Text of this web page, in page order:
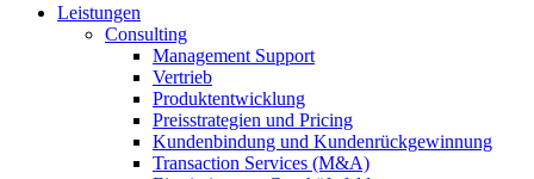
Leistungen
Consulting
Management Support
Vertrieb
Produktentwicklung
Preisstrategien und Pricing
Kundenbindung und Kundenrückgewinnung
Transaction Services (M&A)